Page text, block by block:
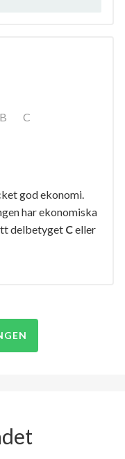
god ekonomi.
har ekonomiska
delbetyget Celler